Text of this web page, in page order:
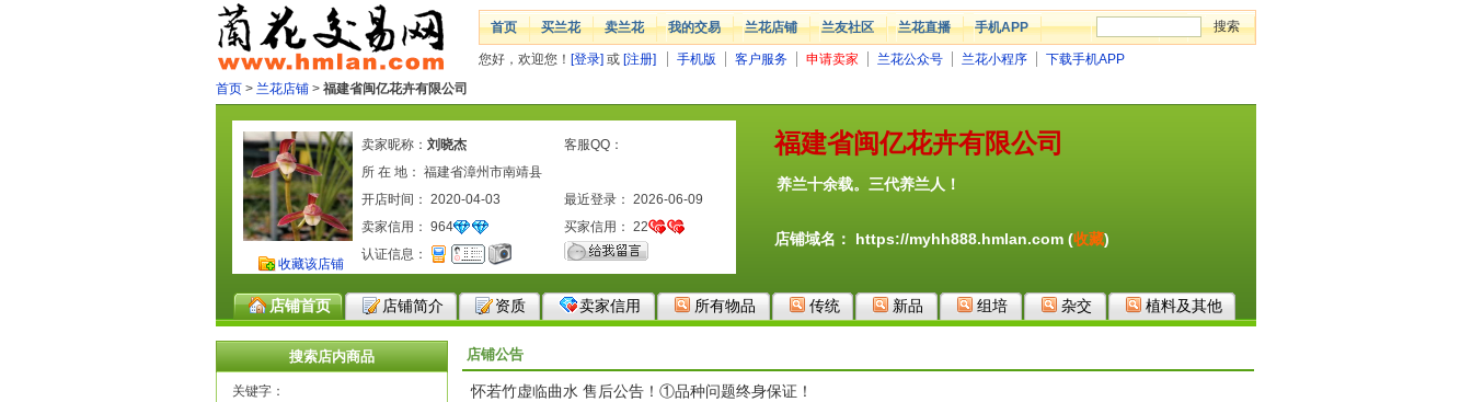
首页 买兰花 卖兰花 我的交易 兰花店铺 兰友社区 兰花直播 手机APP
您好，欢迎您！ [登录] 或 [注册] 手机版 客户服务 申请卖家 兰花公众号 兰花小程序
下载手机APP
首页 > 兰花店铺 > 福建省闽亿花卉有限公司
福建省闽亿花卉有限公司
养兰十余载。三代养兰人！
店铺域名： https://myhh888.hmlan.com (收藏)
收藏该店铺
卖家昵称： 刘晓杰
客服QQ：
所 在 地： 福建省漳州市南靖县
开店时间： 2020-04-03
最近登录： 2026-06-09
卖家信用： 964 买家信用： 22
认证信息：
店铺首页 店铺简介 资质 卖家信用 所有物品 传统 新品 组培 杂交 植料及其他
搜索店内商品
关键字：
店铺公告
怀若竹虚临曲水 售后公告！①品种问题终身保证！